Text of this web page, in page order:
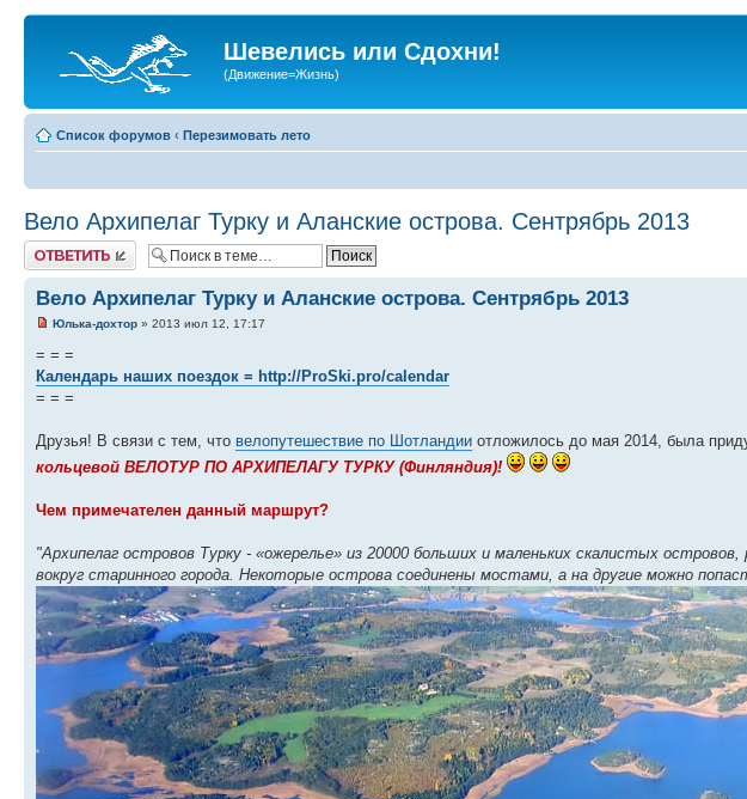
Шевелись или Сдохни!
(Движение=Жизнь)
Список форумов ‹ Перезимовать лето
Вело Архипелаг Турку и Аланские острова. Сентрябрь 2013
Ответить
Вело Архипелаг Турку и Аланские острова. Сентрябрь 2013
Юлька-дохтор » 2013 июл 12, 17:17
= = =
Календарь наших поездок = http://ProSki.pro/calendar
= = =
Друзья! В связи с тем, что велопутешествие по Шотландии отложилось до мая 2014, была
кольцевой ВЕЛОТУР ПО АРХИПЕЛАГУ ТУРКУ (Финляндия)!
Чем примечателен данный маршрут?
"Архипелаг островов Турку - «ожерелье» из 20000 больших и маленьких скалистых
вокруг старинного города. Некоторые острова соединены мостами, а на другие можно